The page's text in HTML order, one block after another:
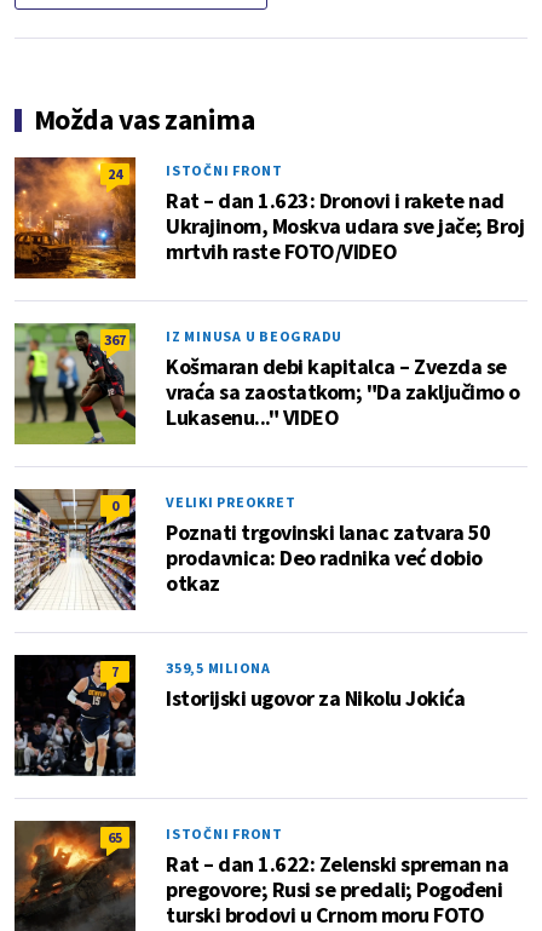
Možda vas zanima
24 ISTOČNI FRONT
Rat – dan 1.623: Dronovi i rakete nad
Ukrajinom, Moskva udara sve jače; Broj
mrtvih raste FOTO/VIDEO
367 IZ MINUSA U BEOGRADU
Košmaran debi kapitalca – Zvezda se
vraća sa zaostatkom; "Da zaključimo o
Lukasenu..." VIDEO
0 VELIKI PREOKRET
Poznati trgovinski lanac zatvara 50
prodavnica: Deo radnika već dobio
otkaz
7 359,5 MILIONA
Istorijski ugovor za Nikolu Jokića
65 ISTOČNI FRONT
Rat – dan 1.622: Zelenski spreman na
pregovore; Rusi se predali; Pogođeni
turski brodovi u Crnom moru FOTO